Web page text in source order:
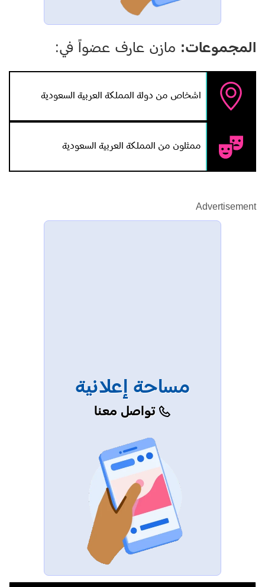
المجموعات: مازن عارف عضواً في:
اشخاص من دولة المملكة العربية السعودية
ممثلون من المملكة العربية السعودية
Advertisement
مساحة إعلانية
تواصل معنا